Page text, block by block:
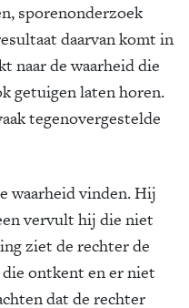
sporenonderzoek
daarvan komt in
naar de waarheid die
getuigen laten horen.
tegenovergestelde
waarheid vinden. Hij
vervult hij die niet
ziet de rechter de
ontkent en er niet
dat de rechter